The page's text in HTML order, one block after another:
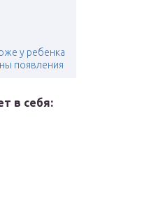
у ребенка
появления
в себя: